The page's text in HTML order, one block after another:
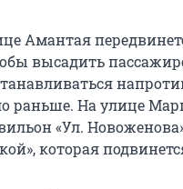
Амантая
высадить
раньше. На улице
«Ул.
которая